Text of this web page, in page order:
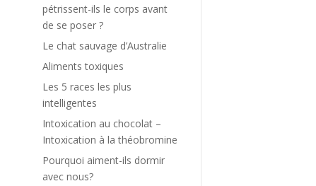
pétrissent-ils le corps avant
de se poser ?
Le chat sauvage d’Australie
Aliments toxiques
Les 5 races les plus
intelligentes
Intoxication au chocolat –
Intoxication à la théobromine
Pourquoi aiment-ils dormir
avec nous?